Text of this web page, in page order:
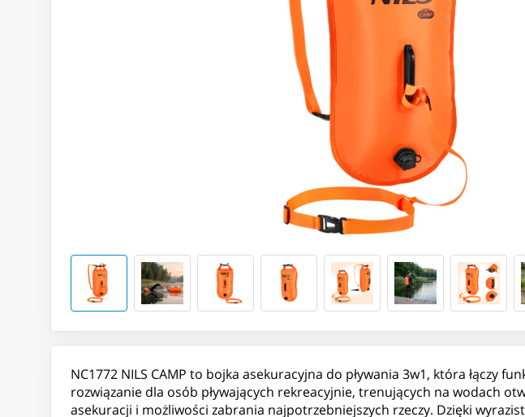
NC1772 NILS CAMP to bojka asekuracyjna do pływania 3w1, która łączy
rozwiązanie dla osób pływających rekreacyjnie, trenujących na wodach
asekuracji i możliwości zabrania najpotrzebniejszych rzeczy. Dzięki